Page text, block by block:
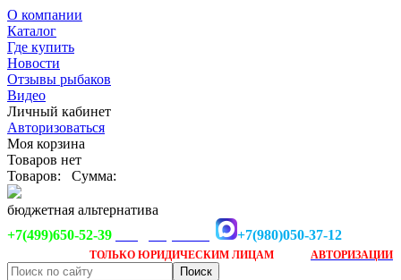
О компании
Каталог
Где купить
Новости
Отзывы рыбаков
Видео
Личный кабинет
Авторизоваться
Моя корзина
Товаров нет
Товаров:
Сумма:
бюджетная альтернатива
+7(499)650-52-39
+7(980)050-37-12
ТОЛЬКО ЮРИДИЧЕСКИМ ЛИЦАМ АВТОРИЗАЦИИ